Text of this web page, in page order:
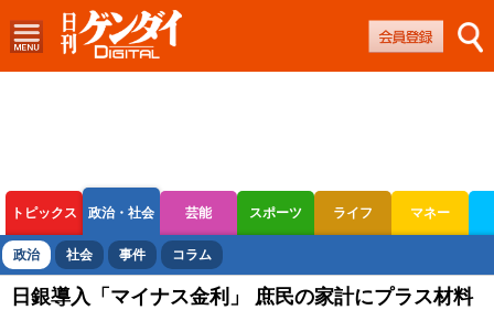
トピックス 政治・社会 芸能 スポーツ ライフ マネー
ボートレース 競輪 オートレース
政治 社会 事件 コラム
日銀導入「マイナス金利」 庶民の家計にプラス材料